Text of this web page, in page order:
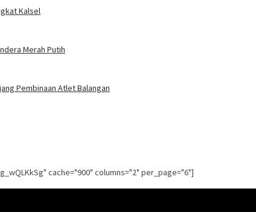
Kalsel
Merah Putih
Pembinaan Atlet Balangan
cache="900" columns="2" per_page="6"]